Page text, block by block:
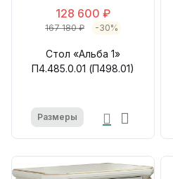
128 600 ₽
167 180 ₽ -30%
Стол «Альба 1»
П4.485.0.01 (П498.01)
Размеры